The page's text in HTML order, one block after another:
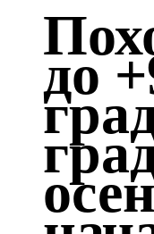
105,2 FM
Казан
91,5 FM
Кайбыч
106,1 FM
до